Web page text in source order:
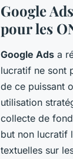
Google
pour les
Google Ads a
lucratif ne sont
de ce puissant
utilisation
collecte de
but non lucratif
textuelles sur